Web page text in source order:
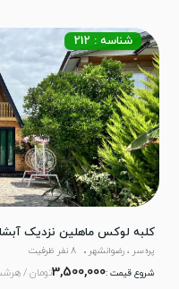
کلبه لوکس ماهلین نزدیک
شناسه : 212
پره‌سر ، رضوانشهر
8 نفر ظرفیت
شروع قیمت :3,500,000تومان /